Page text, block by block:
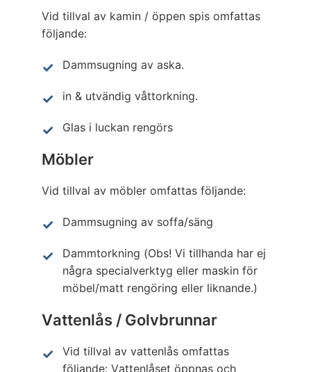
Vid tillval av kamin / öppen spis omfattas
följande:
Dammsugning av aska.
in & utvändig våttorkning.
Glas i luckan rengörs
Möbler
Vid tillval av möbler omfattas följande:
Dammsugning av soffa/säng
Dammtorkning (Obs! Vi tillhanda har ej
några specialverktyg eller maskin för
möbel/matt rengöring eller liknande.)
Vattenlås / Golvbrunnar
Vid tillval av vattenlås omfattas
följande: Vattenlåset öppnas och